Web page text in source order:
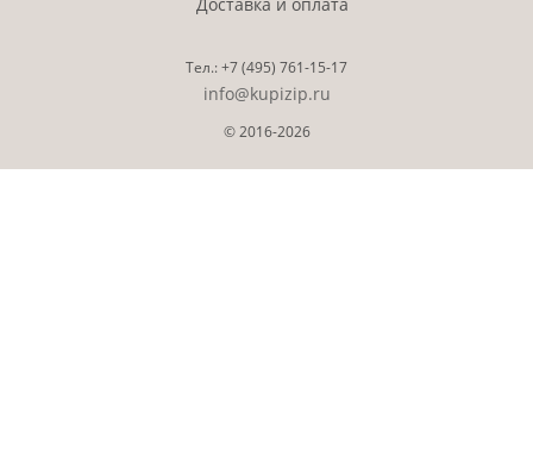
Тел.:+7 (495) 761-15-17
info@kupizip.ru
© 2016-2026